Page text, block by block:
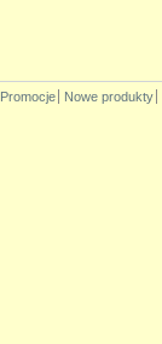
Promocje Nowe produkty